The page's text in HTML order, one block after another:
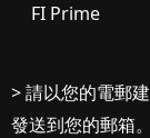
FI Prime
> 請以您的電郵
發送到您的郵箱。